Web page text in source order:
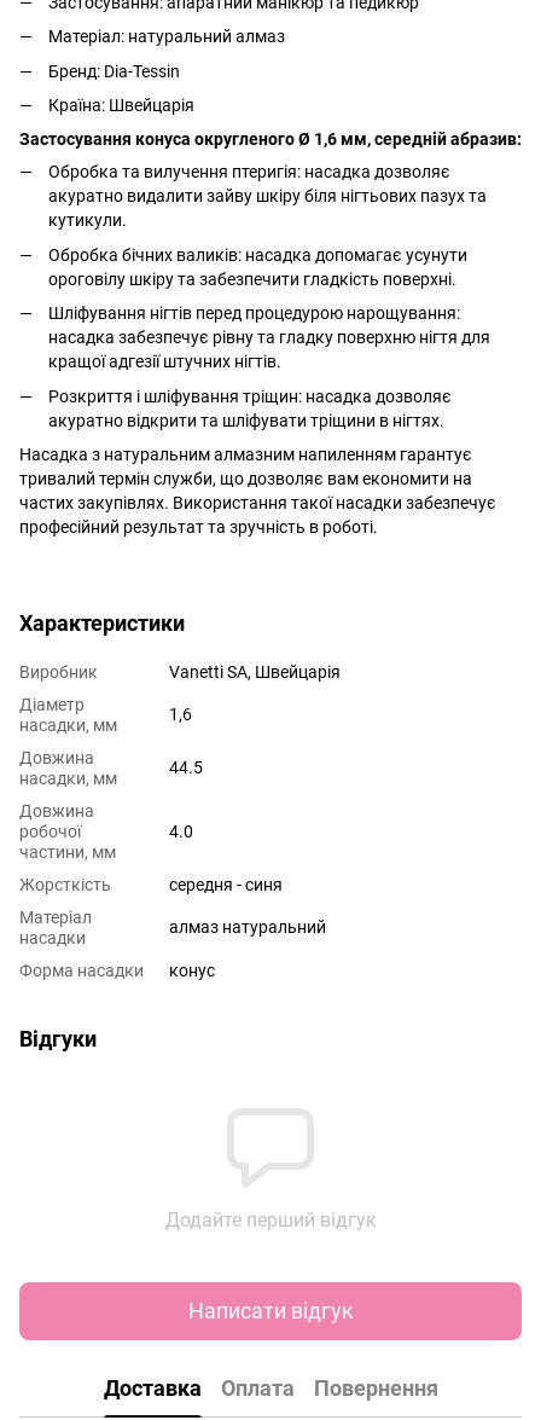
Матеріал: натуральний алмаз
Бренд: Dia-Tessin
Країна: Швейцарія
Застосування конуса округленого Ø 1,6 мм, середній абразив:
Обробка та вилучення птеригія: насадка дозволяє
акуратно видалити зайву шкіру біля нігтьових пазух та
кутикули.
Обробка бічних валиків: насадка допомагає усунути
ороговілу шкіру та забезпечити гладкість поверхні.
Шліфування нігтів перед процедурою нарощування:
насадка забезпечує рівну та гладку поверхню нігтя для
кращої адгезії штучних нігтів.
Розкриття і шліфування тріщин: насадка дозволяє
акуратно відкрити та шліфувати тріщини в нігтях.
Насадка з натуральним алмазним напиленням гарантує
тривалий термін служби, що дозволяє вам економити на
частих закупівлях. Використання такої насадки забезпечує
професійний результат та зручність в роботі.
Характеристики
Виробник
Vanetti SA, Швейцарія
Діаметр
насадки, мм
1,6
Довжина
насадки, мм
44.5
Довжина
робочої
частини, мм
4.0
Жорсткість
середня - синя
Матеріал
насадки
алмаз натуральний
Форма насадки конус
Відгуки
Додайте перший відгук
Написати відгук
Доставка Оплата Повернення